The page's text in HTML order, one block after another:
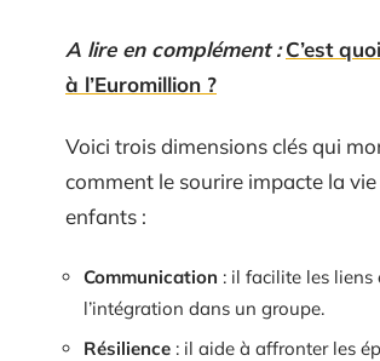
A lire en complément : C’est
à l’Euromillion ?
Voici trois dimensions clés qui
comment le sourire impacte la vie
enfants :
Communication : il facilite les liens
l’intégration dans un groupe.
Résilience : il aide à affronter les